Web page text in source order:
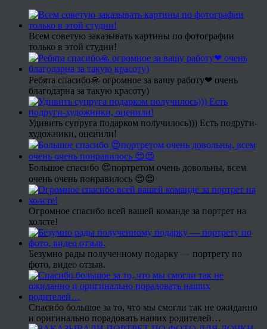
Всем советую заказывать картины по фотографии
только в этой студии!
Ребята спасибо🙏 огромное за вашу работу❤ очень
благодарна за такую красоту)
Удивить супруга подарком получилось))) Есть подруги-
художники, оценили!
Большое спасибо 😍портретом очень довольны, всем
очень очень понравилось 😍😍
Огромное спасибо всей вашей команде за портрет на
холсте!
Безумно рады полученному подарку — портрету по
фото, видео отзыв.
Спасибо большое за то, что мы смогли так не ожиданно
и оригинально порадовать наших родителей…